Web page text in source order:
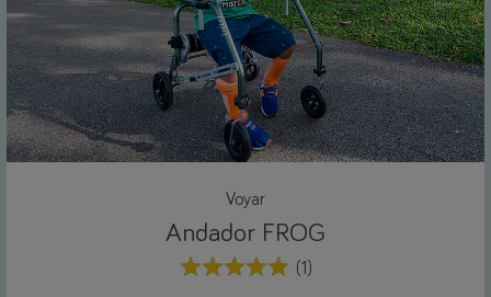
Voyar
Andador FROG
(1)